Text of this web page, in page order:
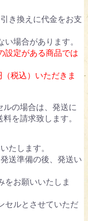
き換えに代金をお支
場合があります。
設定がある商品では
税込）いただきま
の場合は、発送に
を請求致します。
たします。
送準備の後、発送い
をお願いいたしま
セルとさせていただ